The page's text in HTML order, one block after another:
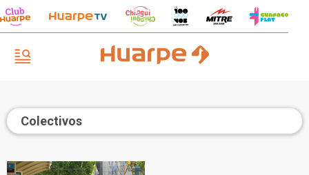
Colectivos